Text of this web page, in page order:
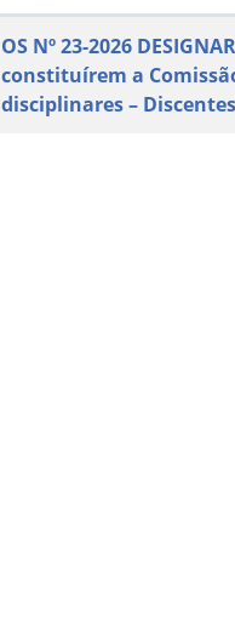
OS Nº 23-2026
constituírem a
disciplinares – Discentes